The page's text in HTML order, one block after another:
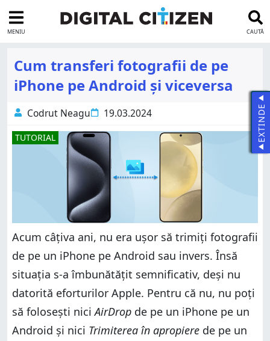
MENIU CAUTĂ
Cum transferi fotografii de pe
iPhone pe Android și viceversa
Codrut Neagu 19.03.2024
TUTORIAL
Acum câțiva ani, nu era ușor să trimiți fotografii
de pe un iPhone pe Android sau invers. Însă
situația s-a îmbunătățit semnificativ, deși nu
datorită eforturilor Apple. Pentru că nu, nu poți
să folosești niciAirDrop de pe un iPhone pe un
Android și nici Trimiterea în apropiere de pe un
EXTINDE